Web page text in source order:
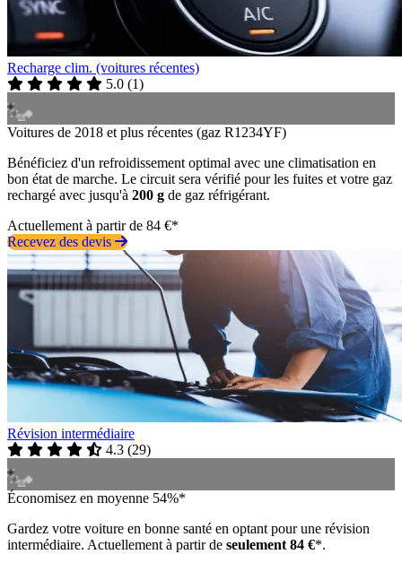
Recharge clim. (voitures récentes)
5.0 (1)
Voitures de 2018 et plus récentes (gaz R1234YF)
Bénéficiez d'un refroidissement optimal avec une climatisation en
bon état de marche. Le circuit sera vérifié pour les fuites et votre gaz
rechargé avec jusqu'à 200 g de gaz réfrigérant.
Actuellement à partir de 84 €*
Recevez des devis
Révision intermédiaire
4.3 (29)
Économisez en moyenne 54%*
Gardez votre voiture en bonne santé en optant pour une révision
intermédiaire. Actuellement à partir de seulement 84 €*.